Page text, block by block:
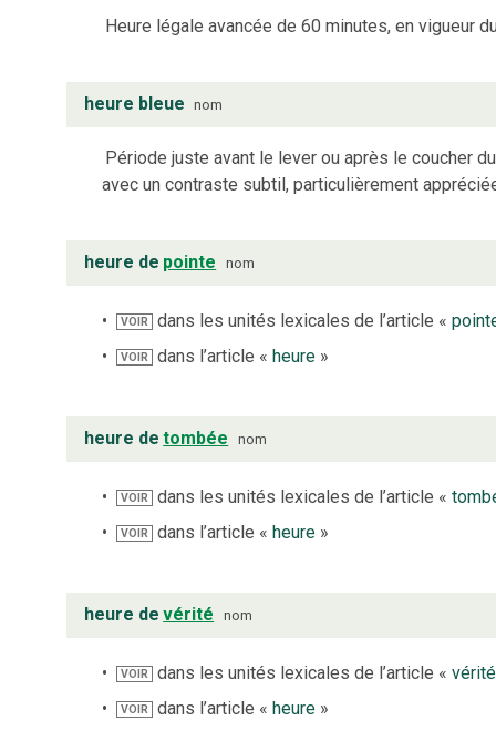
Heure légale avancée de 60 minutes, en vigueur
heure bleue nom
Période juste avant le lever ou après le coucher
avec un contraste subtil, particulièrement
heure de pointe nom
VOIR dans les unités lexicales de l’article «
VOIR dans l’article «heure »
heure de tombée nom
VOIR dans les unités lexicales de l’article «
VOIR dans l’article «heure »
heure de vérité nom
VOIR dans les unités lexicales de l’article «vérité
VOIR dans l’article «heure »